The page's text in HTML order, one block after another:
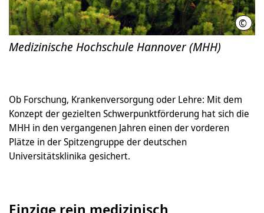
©
Medizinische Hochschule Hannover (MHH)
Ob Forschung, Krankenversorgung oder Lehre: Mit dem
Konzept der gezielten Schwerpunktförderung hat sich die
MHH in den vergangenen Jahren einen der vorderen
Plätze in der Spitzengruppe der deutschen
Universitätsklinika gesichert.
Einzige rein medizinisch